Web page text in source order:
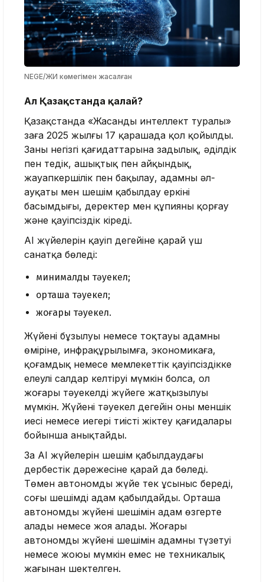
NEGE/ЖИ көмегімен жасалған
Ал Қазақстанда қалай?
Қазақстанда «Жасанды интеллект туралы»
заңға 2025 жылғы 17 қарашада қол қойылды.
Заңның негізгі қағидаттарына заңдылық, әділдік
пен теңдік, ашықтық пен айқындық,
жауапкершілік пен бақылау, адамның әл-
ауқаты мен шешім қабылдау еркінің
басымдығы, деректер мен құпияны қорғау
және қауіпсіздік кіреді.
AI жүйелерін қауіп деңгейіне қарай үш
санатқа бөледі:
минималды тәуекел;
орташа тәуекел;
жоғары тәуекел.
Жүйенің бұзылуы немесе тоқтауы адамның
өміріне, инфрақұрылымға, экономикаға,
қоғамдық немесе мемлекеттік қауіпсіздікке
елеулі салдар келтіруі мүмкін болса, ол
жоғары тәуекелді жүйеге жатқызылуы
мүмкін. Жүйенің тәуекел деңгейін оның меншік
иесі немесе иегері тиісті жіктеу қағидалары
бойынша анықтайды.
Заң AI жүйелерін шешім қабылдаудағы
дербестік дәрежесіне қарай да бөледі.
Төмен автономды жүйе тек ұсыныс береді,
соңғы шешімді адам қабылдайды. Орташа
автономды жүйенің шешімін адам өзгерте
алады немесе жоя алады. Жоғары
автономды жүйенің шешімін адамның түзетуі
немесе жоюы мүмкін емес не техникалық
жағынан шектелген.